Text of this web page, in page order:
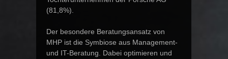
(81,8%).
Der besondere Beratungsansatz von
MHP ist die Symbiose aus Management-
und IT-Beratung. Dabei optimieren und